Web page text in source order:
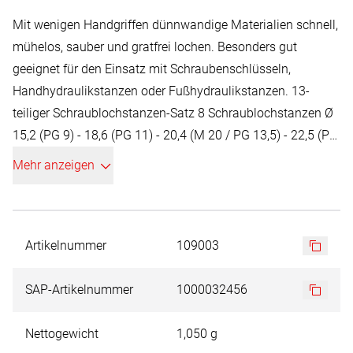
Mit wenigen Handgriffen dünnwandige Materialien schnell,
mühelos, sauber und gratfrei lochen. Besonders gut
geeignet für den Einsatz mit Schraubenschlüsseln,
Handhydraulikstanzen oder Fußhydraulikstanzen. 13-
teiliger Schraublochstanzen-Satz 8 Schraublochstanzen Ø
15,2 (PG 9) - 18,6 (PG 11) - 20,4 (M 20 / PG 13,5) - 22,5 (PG
16) - 28,3 (PG 21) - 37,0 (PG 29) - 47,0 (PG 36) + 54,0 mm
Mehr anzeigen
Artikelnummer 109003
SAP-Artikelnummer 1000032456
Nettogewicht 1,050 g